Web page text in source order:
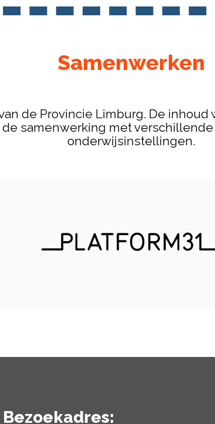
Samenwerken
de Provincie Limburg. De
de samenwerking met
onderwijsinstellingen.
Bezoekadres: